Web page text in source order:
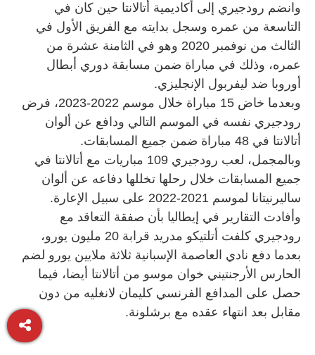
وانضم رودجيري إلى أكاديمية أتالانتا حين كان في
التاسعة من عمره وسجل بدايته مع الفريق الأول في
الثالث من نوفمبر 2020 وهو في الثامنة عشرة من
عمره، وذلك في مباراة ضمن مسابقة دوري أبطال
أوروبا ضد ليفربول الإنجليزي.
وبعدما خاض 15 مباراة خلال موسم 2022-2023، فرض
رودجيري نفسه في الموسم التالي ودافع عن ألوان
أتالانتا في 48 مباراة ضمن جميع المسابقات.
وبالمجمل، لعب رودجيري 109 مباريات مع أتالانتا في
جميع المسابقات خلال رحلها تخللها دفاعه عن ألوان
ساليرنيتانا لموسم 2021-2022 على سبيل الإعارة.
وأفادت التقارير في إيطاليا بأن صفقة التعاقد مع
رودجيري كلفت أتلتيكو مدريد قرابة 20 مليون يورو،
بعدما دفع نادي العاصمة الإسبانية ثلاثة ملايين يورو لضم
الحارس الأرجنتيني خوان موسو من أتالانتا أيضا، فيما
حصل على المدافع الفرنسي كليمان لانغليه من دون
مقابل بعد انتهاء عقده مع برشلونة.